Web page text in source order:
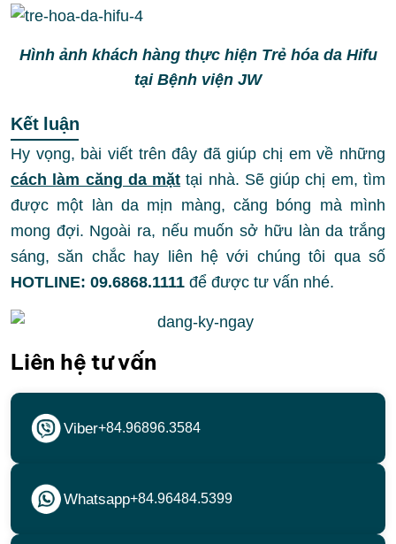
Hình ảnh khách hàng thực hiện Trẻ hóa da Hifu
tại Bệnh viện JW
Kết luận
Hy vọng, bài viết trên đây đã giúp chị em về những
cách làm căng da mặt tại nhà. Sẽ giúp chị em, tìm
được một làn da mịn màng, căng bóng mà mình
mong đợi. Ngoài ra, nếu muốn sở hữu làn da trắng
sáng, săn chắc hay liên hệ với chúng tôi qua số
HOTLINE: 09.6868.1111 để được tư vấn nhé.
Liên hệ tư vấn
Viber+84.96896.3584
Whatsapp+84.96484.5399